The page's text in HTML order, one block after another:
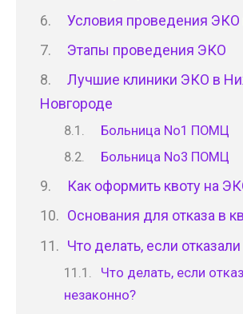
Условия проведения
Этапы проведения ЭКО
Лучшие клиники ЭКО в
Новгороде
Больница No1 ПОМЦ
Больница No3 ПОМЦ
Как оформить квоту на
Основания для отказа в
Что делать, если отказали
Что делать, если
незаконно?